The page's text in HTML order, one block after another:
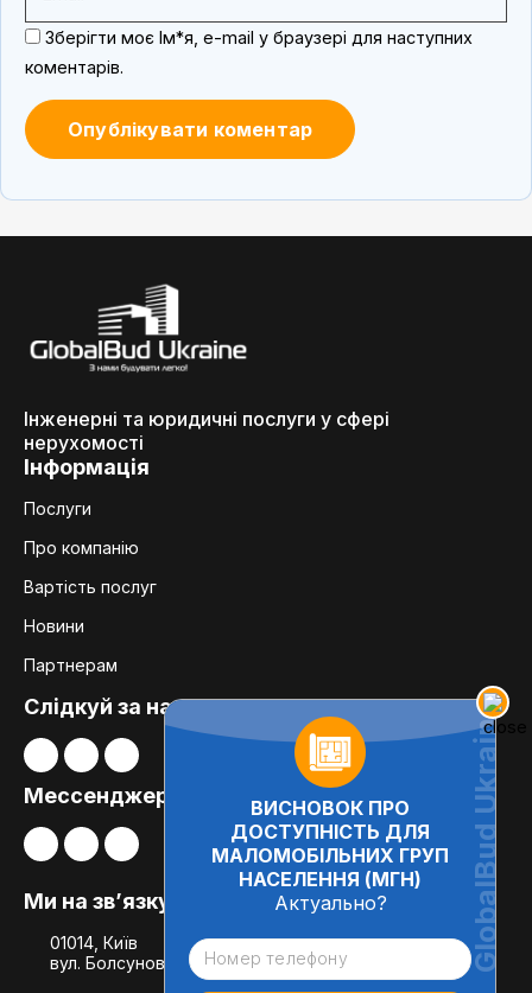
Зберігти моє Ім*я, e-mail у браузері для наступних
коментарів.
ВИСНОВОК ПРО
ДОСТУПНІСТЬ ДЛЯ
МАЛОМОБІЛЬНИХ ГРУП
НАСЕЛЕННЯ (МГН)
Актуально?
Інженерні та юридичні послуги у сфері
нерухомості
Інформація
Послуги
Про компанію
Вартість послуг
Новини
Партнерам
Слідкуй за нами:
Мессенджери
Ми на зв’язку
01014, Київ
вул. Болсуновська, 8, офіс 21